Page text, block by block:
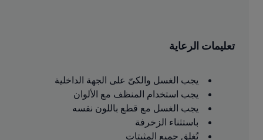
تعليمات الرعاية
يجب الغسل والكىّ على الجهة الداخلية
يجب استخدام المنظف مع الألوان
يجب الغسل مع قطع باللون نفسه
باستثناء الزخرفة
تُغلق جميع المثبتات